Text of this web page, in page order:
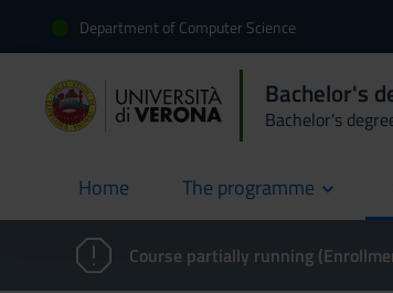
Department of Computer Science
Bachelor's
Bachelor's
Home
current The programme
Course partially running